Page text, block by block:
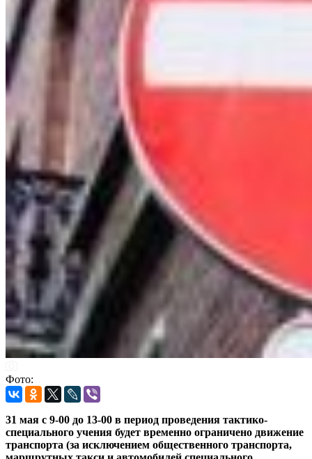
Фото:
31 мая с 9-00 до 13-00 в период проведения тактико-
специального учения будет временно ограничено движение
транспорта (за исключением общественного транспорта,